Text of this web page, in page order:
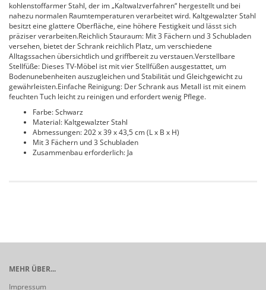
kohlenstoffarmer Stahl, der im „Kaltwalzverfahren“ hergestellt und bei
nahezu normalen Raumtemperaturen verarbeitet wird. Kaltgewalzter Stahl
besitzt eine glattere Oberfläche, eine höhere Festigkeit und lässt sich
präziser verarbeiten.Reichlich Stauraum: Mit 3 Fächern und 3 Schubladen
versehen, bietet der Schrank reichlich Platz, um verschiedene
Alltagssachen übersichtlich und griffbereit zu verstauen.Verstellbare
Stellfüße: Dieses TV-Möbel ist mit vier Stellfüßen ausgestattet, um
Bodenunebenheiten auszugleichen und Stabilität und Gleichgewicht zu
gewährleisten.Einfache Reinigung: Der Schrank aus Metall ist mit einem
feuchten Tuch leicht zu reinigen und erfordert wenig Pflege.
Farbe: Schwarz
Material: Kaltgewalzter Stahl
Abmessungen: 202 x 39 x 43,5 cm (L x B x H)
Mit 3 Fächern und 3 Schubladen
Zusammenbau erforderlich: Ja
MEHR ÜBER...
Impressum